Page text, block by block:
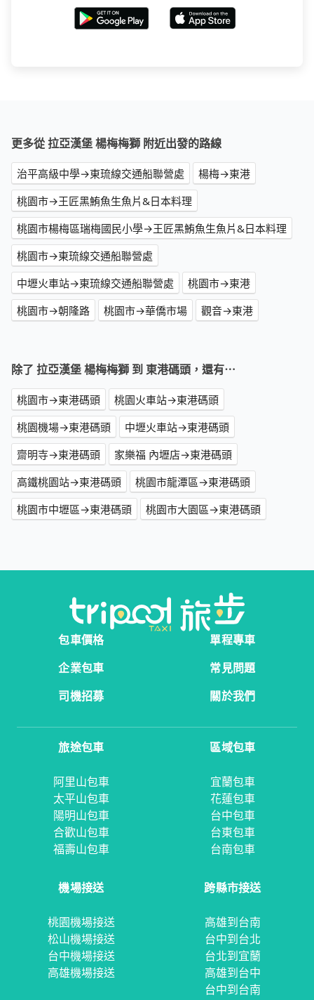
更多從 拉亞漢堡 楊梅梅獅 附近出發的路線
治平高級中學→東琉線交通船聯營處
楊梅→東港
桃園市→王匠黑鮪魚生魚片&日本料理
桃園市楊梅區瑞梅國民小學→王匠黑鮪魚生魚片&日本料理
桃園市→東琉線交通船聯營處
中壢火車站→東琉線交通船聯營處
桃園市→東港
桃園市→朝隆路
桃園市→華僑市場 觀音→東港
除了 拉亞漢堡 楊梅梅獅 到 東港碼頭，還有⋯
桃園市→東港碼頭
桃園火車站→東港碼頭
桃園機場→東港碼頭
中壢火車站→東港碼頭
齋明寺→東港碼頭
家樂福 內壢店→東港碼頭
高鐵桃園站→東港碼頭
桃園市龍潭區→東港碼頭
桃園市中壢區→東港碼頭
桃園市大園區→東港碼頭
包車價格
單程專車
企業包車
常見問題
司機招募
關於我們
旅途包車
阿里山包車
太平山包車
陽明山包車
合歡山包車
福壽山包車
區域包車
宜蘭包車
花蓮包車
台中包車
台東包車
台南包車
機場接送
桃園機場接送
松山機場接送
台中機場接送
高雄機場接送
跨縣市接送
高雄到台南
台中到台北
台北到宜蘭
高雄到台中
台中到台南